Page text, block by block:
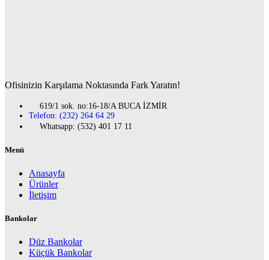
Ofisinizin Karşılama Noktasında Fark Yaratın!
619/1 sok. no:16-18/A BUCA İZMİR
Telefon: (232) 264 64 29
Whatsapp: (532) 401 17 11
Menü
Anasayfa
Ürünler
İletişim
Bankolar
Düz Bankolar
Küçük Bankolar